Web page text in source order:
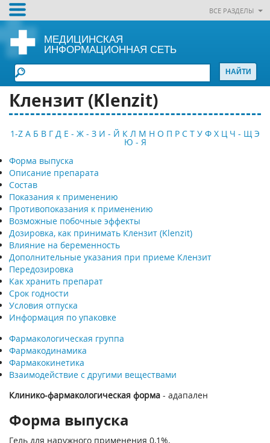
ВСЕ РАЗДЕЛЫ
МЕДИЦИНСКАЯ
ИНФОРМАЦИОННАЯ СЕТЬ
Клензит (Klenzit)
1-Z А Б В Г Д Е - Ж - З И - Й К Л М Н О П Р С Т У Ф Х Ц Ч - Щ Э
Ю - Я
Форма выпуска
Описание препарата
Состав
Показания к применению
Противопоказания к применению
Возможные побочные эффекты
Дозировка, как принимать Клензит (Klenzit)
Влияние на беременность
Дополнительные указания при приеме Клензит
Передозировка
Как хранить препарат
Срок годности
Условия отпуска
Информация по упаковке
Фармакологическая группа
Фармакодинамика
Фармакокинетика
Взаимодействие с другими веществами
Клинико-фармакологическая форма - адапален
Форма выпуска
Гель для наружного применения 0,1%.